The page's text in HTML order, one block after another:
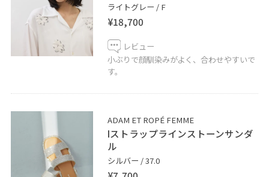
ライトグレー / F
¥18,700
レビュー
小ぶりで顔馴染みがよく、合わせやすいで
す。
ADAM ET ROPÉ FEMME
Iストラップラインストーンサンダ
ル
シルバー / 37.0